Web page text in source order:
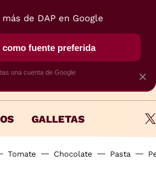
GALLETAS
Tomate Chocolate Pasta
×
de DAP en Google
como fuente preferida
una cuenta de Google